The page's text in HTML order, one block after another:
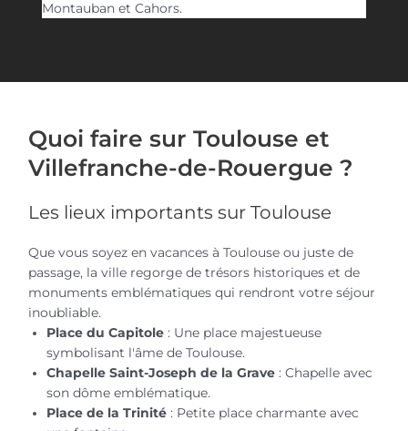
Montauban et Cahors.
Quoi faire sur Toulouse et
Villefranche-de-Rouergue ?
Les lieux importants sur Toulouse
Que vous soyez en vacances à Toulouse ou juste de
passage, la ville regorge de trésors historiques et de
monuments emblématiques qui rendront votre séjour
inoubliable.
Place du Capitole: Une place majestueuse
symbolisant l'âme de Toulouse.
Chapelle Saint-Joseph de la Grave: Chapelle avec
son dôme emblématique.
Place de la Trinité: Petite place charmante avec